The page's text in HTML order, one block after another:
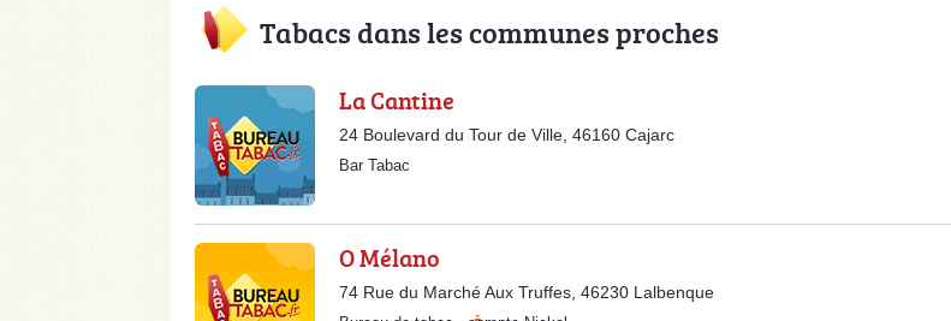
Tabacs dans les communes proches
La Cantine
24 Boulevard du Tour de Ville, 46160 Cajarc
Bar Tabac
O Mélano
74 Rue du Marché Aux Truffes, 46230 Lalbenque